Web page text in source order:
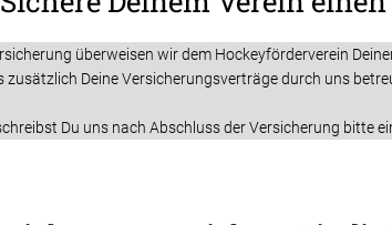
überweisen wir dem Hockeyförderverein
Deine Versicherungsverträge durch uns
Du uns nach Abschluss der Versicherung bitte